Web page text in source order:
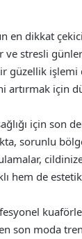
en dikkat
stresli
güzellik
için
için son
sorunlu
cildinize
hem de
son moda